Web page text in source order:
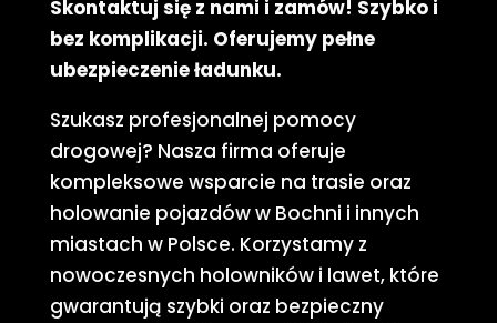
Skontaktuj się z nami i zamów! Szybko i
bez komplikacji. Oferujemy pełne
ubezpieczenie ładunku.
Szukasz profesjonalnej pomocy
drogowej? Nasza firma oferuje
kompleksowe wsparcie na trasie oraz
holowanie pojazdów w Bochni i innych
miastach w Polsce. Korzystamy z
nowoczesnych holowników i lawet, które
gwarantują szybki oraz bezpieczny